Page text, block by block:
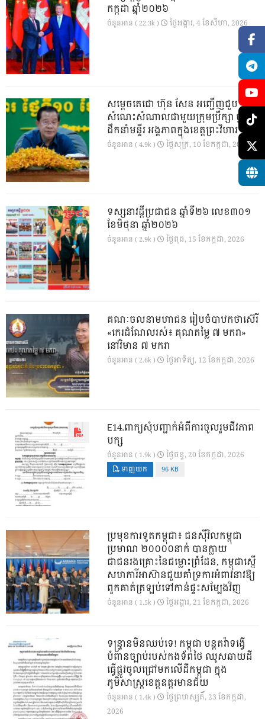
កក្កដា ឆ្នាំ២០២៦
ចំនួនអាន ( 22.3k ) ថ្ងៃ​អង្គារ, 4 ខែ​សីហា, 2026
សម្តេចតេជោ ហ៊ុន សែន អញ្ជើញជួប
សំណេះសំណាលជាមួយក្រុមប្រឹក្សា ថ្នាក់
ដឹកនាំមន្ទីរ អង្គភាពក្នុងខេត្តព្រះវិហារ
ចំនួនអាន ( 4.9k ) ថ្ងៃ​សុក្រ, 10 ខែ​កក្កដា, 2026
ទស្សនាវដ្ដីប្រជាជន ឆ្នាំទី២៦ លេខ៣០១
ខែមិថុនា ឆ្នាំ២០២៦
ចំនួនអាន ( 2.9k ) ថ្ងៃ​ពុធ, 15 ខែ​កក្កដា, 2026
គណៈចលនាមហាជន រៀបចំបាឋកថាស៊េរី
«កេរដំណែលរស់៖ គុណតម្លៃ ៧ មករា»
នៅវិមាន ៧ មករា
ចំនួនអាន ( 2.6k ) ថ្ងៃ​អាទិត្យ, 12 ខែ​កក្កដា, 2026
E14.ពាក្យសុំបញ្ជាក់អំពីការចូលរួមជីវភាព
បក្ស
ចំនួនអាន ( 1.9k ) ថ្ងៃ​ចន្ទ, 20 ខែ​កក្កដា, 2026
ទាញយក 96 KB
ប្រមុខការទូតកម្ពុជា៖ ជនស៊ីវិលកម្ពុជា
ប្រមាណ ២០០០០នាក់ បានក្លាយ
ជាជនរងគ្រោះនៃជម្លោះព្រំដែន, កម្ពុជាស្នើ
សហការីអាស៊ានជួយគាំទ្រការអំពាវនាវឱ្យ
ពួកគាត់ត្រឡប់ទៅកាន់ផ្ទះសម្បែងវិញ
ចំនួនអាន ( 1.5k ) ថ្ងៃ​អង្គារ, 21 ខែ​កក្កដា, 2026
ទន្ទ្រានមិនឈប់ទេ! កម្ពុជា បន្តតវ៉ាទង្វើ
បំពានច្បាប់របស់កងទ័ពថៃ ឈូសឆាយដី
ធ្វើផ្លូវចូលជ្រៅមកលើដីកម្ពុជា ក្នុង
ភូមិសាស្ត្រខេត្តឧត្តរមានជ័យ
ចំនួនអាន ( 1.4k )
ថ្ងៃ​ព្រហស្បតិ៍, 23 ខែ​កក្កដា,
2026